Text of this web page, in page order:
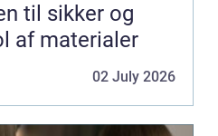
til sikker og
af materialer
02 July 2026